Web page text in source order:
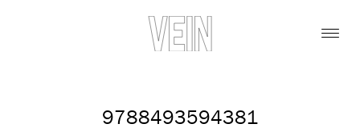
9788493594381